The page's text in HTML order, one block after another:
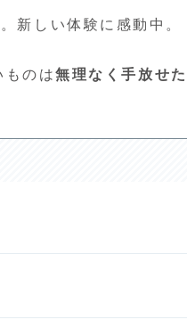
新しい体験に感動中。
ものは無理なく手放せた